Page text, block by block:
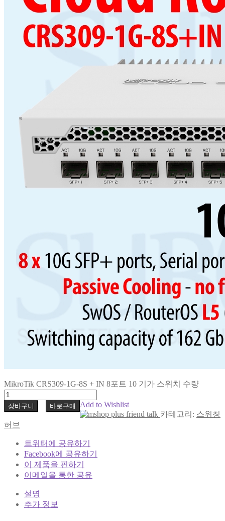
MikroTik CRS309-1G-8S + IN 8포트 10 기가 스위치 수량
장바구니 바로구매
Add to Wishlist
카테고리: 스위칭
허브
트위터에 공유하기
Facebook에 공유하기
이 제품을 핀하기
이메일을 통한 공유
설명
추가 정보